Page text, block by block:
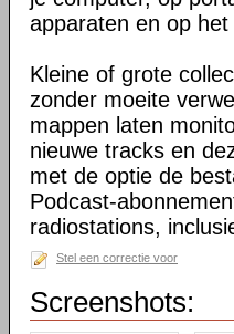
apparaten en op het
Kleine of grote
zonder moeite
mappen laten
nieuwe tracks en
met de optie de
Podcast-
radiostations,
Stel een correctie voor
Screenshots: